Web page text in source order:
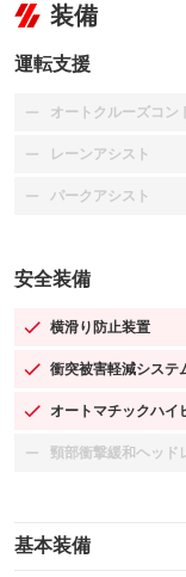
装備
運転支援
オートクルーズコン
：装備なし
レーンアシスト
：装備なし
パークアシスト
：装備なし
安全装備
横滑り防止装置
：装備あり
衝突被害軽減システ
：装備あり
オートマチックハイ
：装備あり
頸部衝撃緩和ヘッド
：装備なし
基本装備